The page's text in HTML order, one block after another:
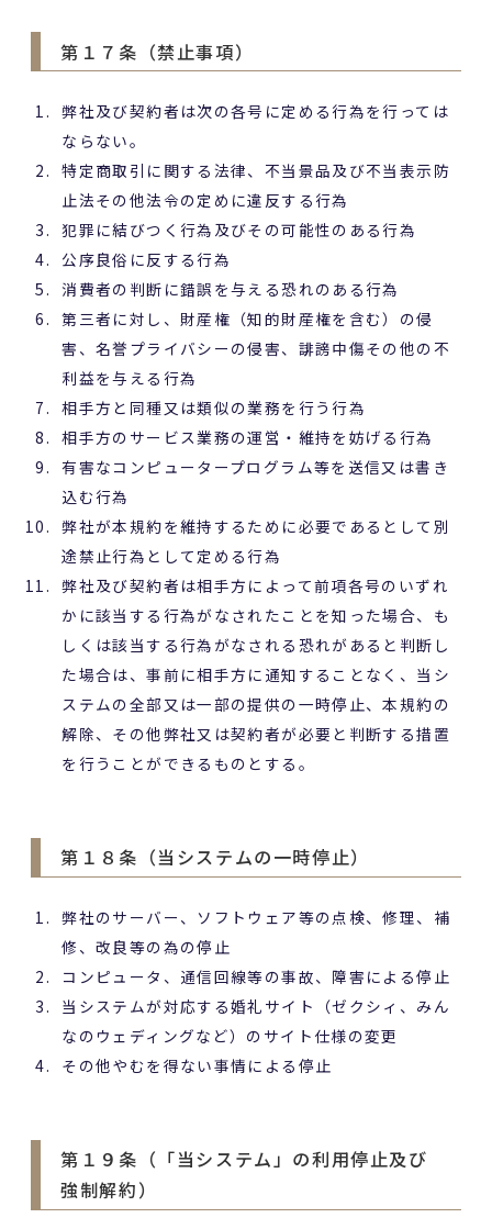
第１７条（禁止事項）
弊社及び契約者は次の各号に定める行為を行っては
ならない。
特定商取引に関する法律、不当景品及び不当表示防
止法その他法令の定めに違反する行為
犯罪に結びつく行為及びその可能性のある行為
公序良俗に反する行為
消費者の判断に錯誤を与える恐れのある行為
第三者に対し、財産権（知的財産権を含む）の侵
害、名誉プライバシーの侵害、誹謗中傷その他の不
利益を与える行為
相手方と同種又は類似の業務を行う行為
相手方のサービス業務の運営・維持を妨げる行為
有害なコンピュータープログラム等を送信又は書き
込む行為
弊社が本規約を維持するために必要であるとして別
途禁止行為として定める行為
弊社及び契約者は相手方によって前項各号のいずれ
かに該当する行為がなされたことを知った場合、も
しくは該当する行為がなされる恐れがあると判断し
た場合は、事前に相手方に通知することなく、当シ
ステムの全部又は一部の提供の一時停止、本規約の
解除、その他弊社又は契約者が必要と判断する措置
を行うことができるものとする。
第１８条（当システムの一時停止）
​​​​​​​弊社のサーバー、ソフトウェア等の点検、修理、補
修、改良等の為の停止
コンピュータ、通信回線等の事故、障害による停止
当システムが対応する婚礼サイト（ゼクシィ、みん
なのウェディングなど）のサイト仕様の変更
その他やむを得ない事情による停止
第１９条（「当システム」の利用停止及び
強制解約）